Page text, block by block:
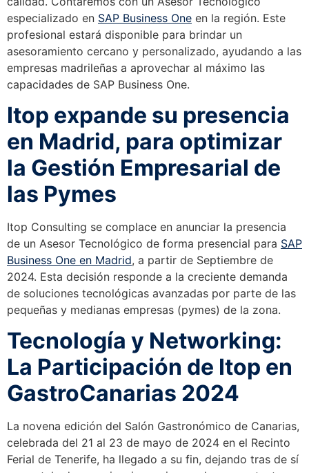
especializado en SAP Business One en la región. Este
profesional estará disponible para brindar un
asesoramiento cercano y personalizado, ayudando a las
empresas madrileñas a aprovechar al máximo las
capacidades de SAP Business One.
Itop expande su presencia
en Madrid, para optimizar
la Gestión Empresarial de
las Pymes
Itop Consulting se complace en anunciar la presencia
de un Asesor Tecnológico de forma presencial para SAP
Business One en Madrid, a partir de Septiembre de
2024. Esta decisión responde a la creciente demanda
de soluciones tecnológicas avanzadas por parte de las
pequeñas y medianas empresas (pymes) de la zona.
Tecnología y Networking:
La Participación de Itop en
GastroCanarias 2024
La novena edición del Salón Gastronómico de Canarias,
celebrada del 21 al 23 de mayo de 2024 en el Recinto
Ferial de Tenerife, ha llegado a su fin, dejando tras de sí